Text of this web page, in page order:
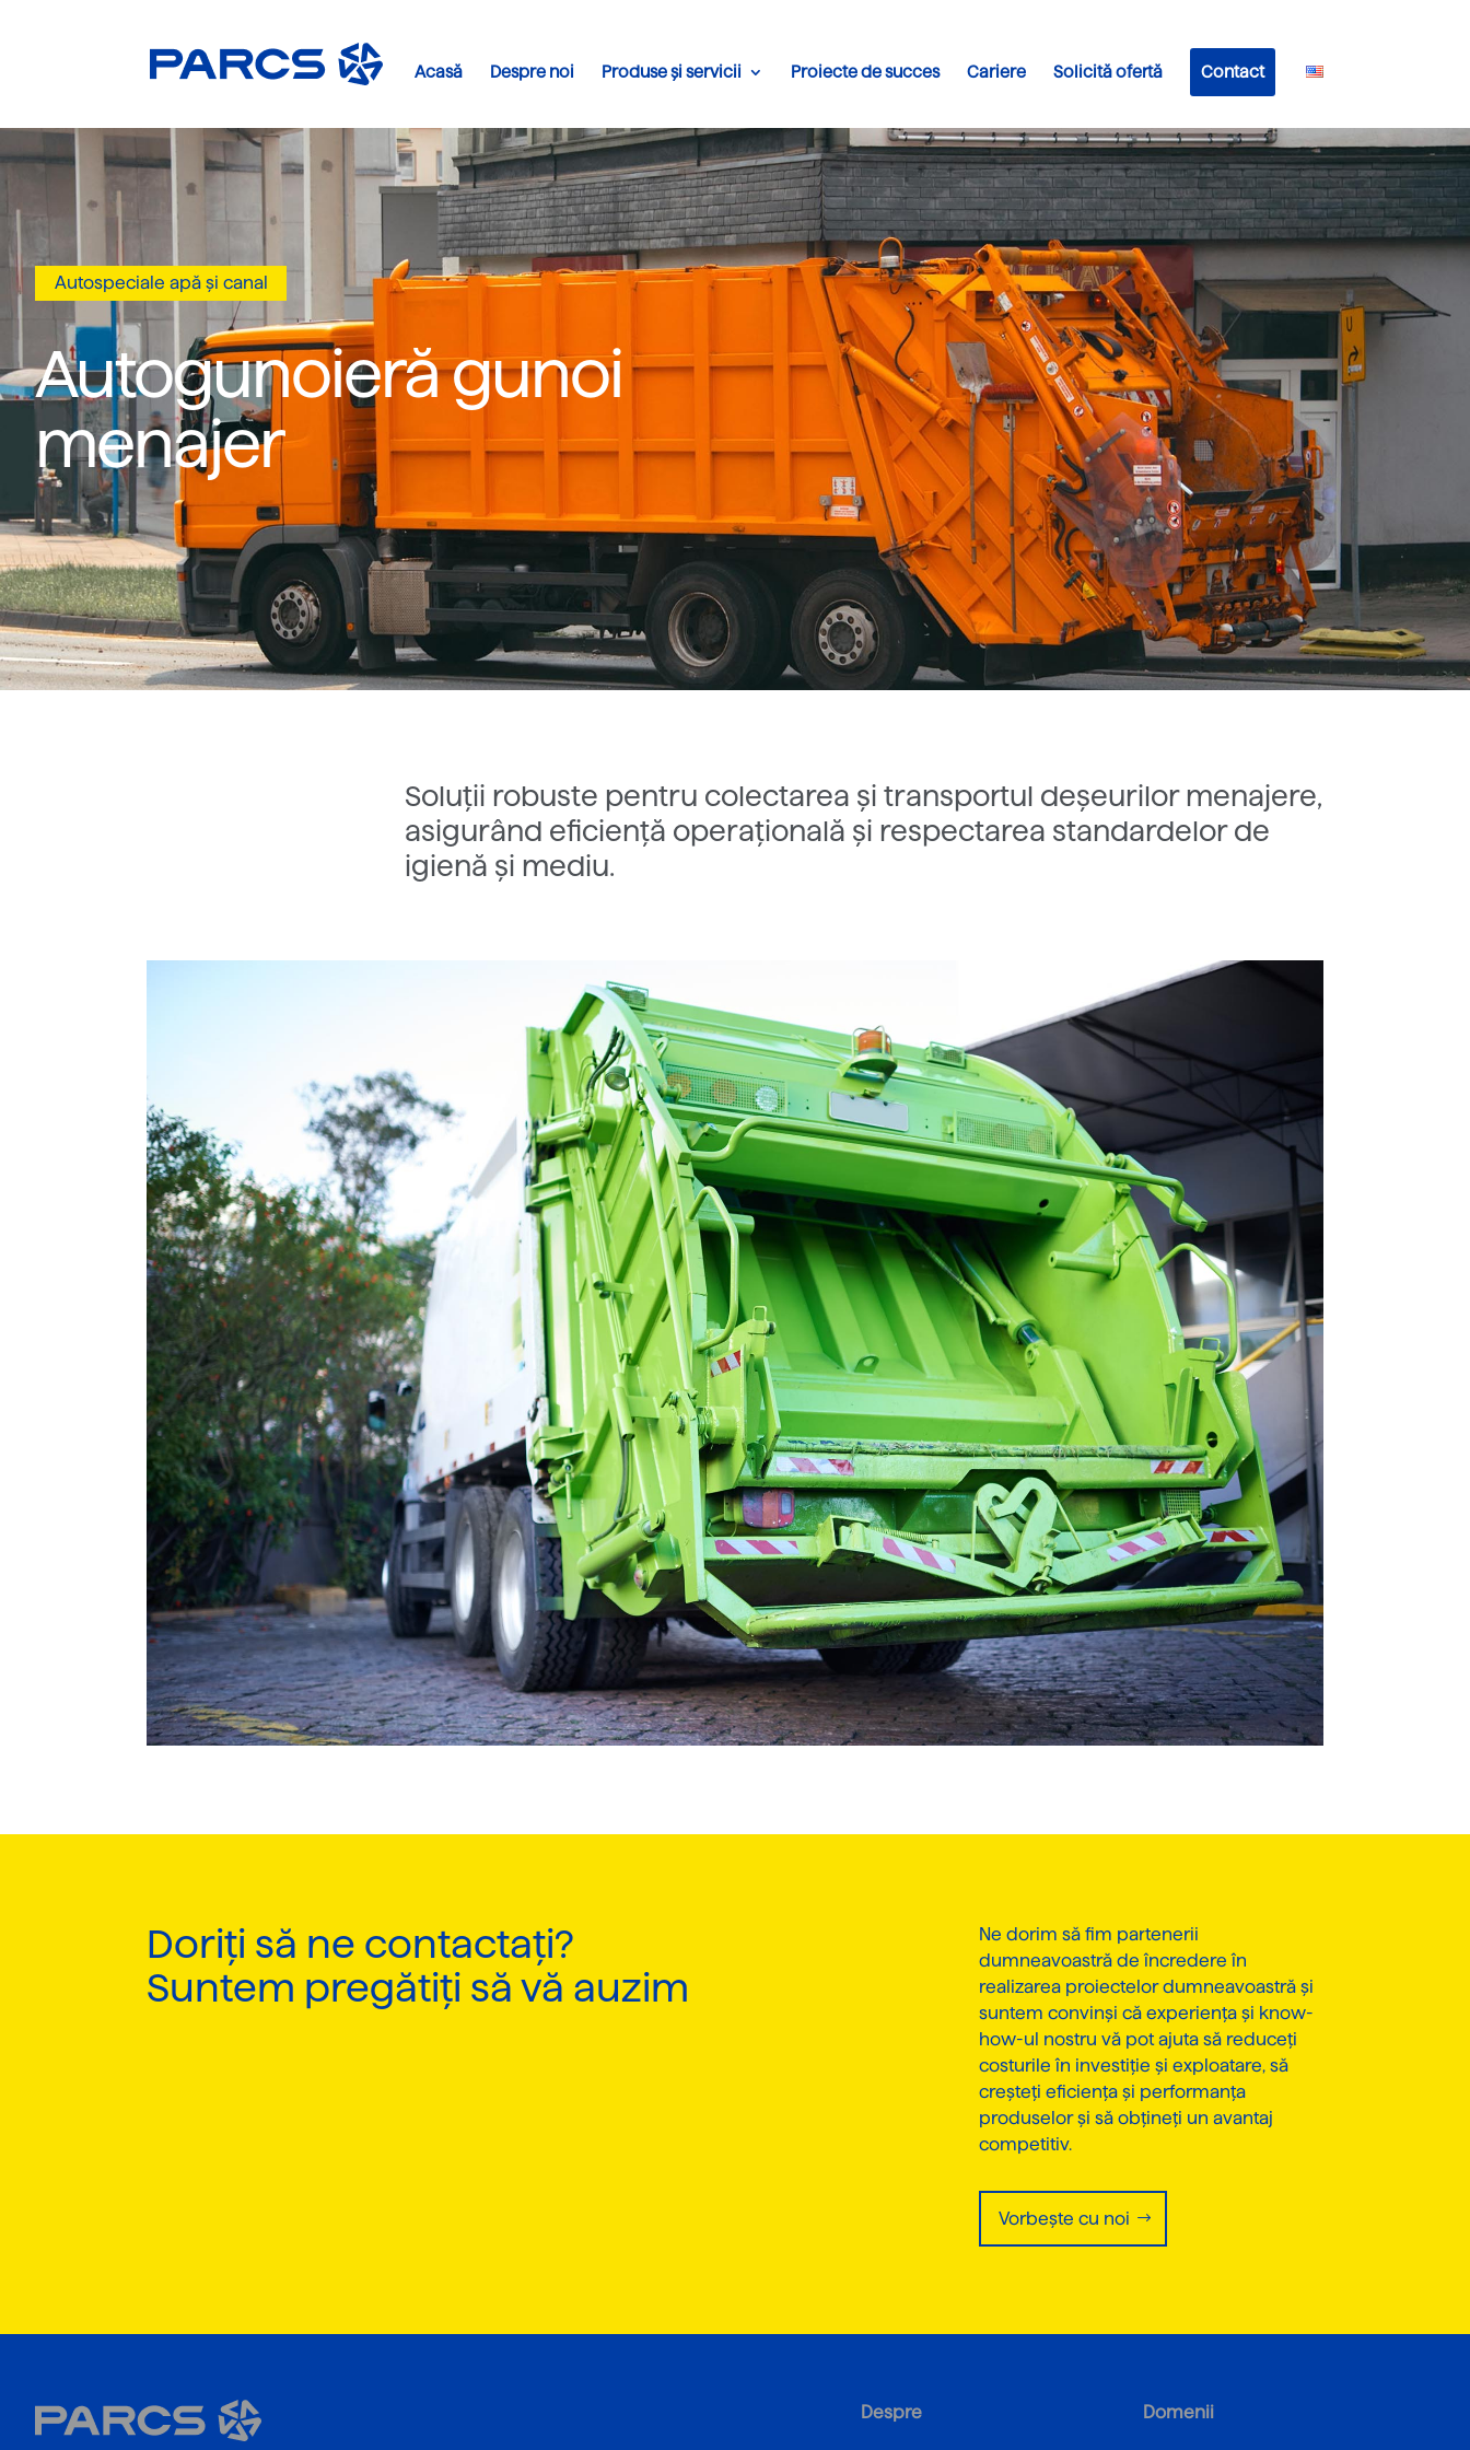
Acasă Despre noi Produse și servicii Proiecte de succes Cariere Solicită ofertă Contact
Autospeciale apă și canal
Autogunoieră gunoi
menajer
Soluții robuste pentru colectarea și transportul deșeurilor menajere,
asigurând eficiență operațională și respectarea standardelor de
igienă și mediu.
Doriți să ne contactați?
Suntem pregătiți să vă auzim
Ne dorim să fim partenerii
dumneavoastră de încredere în
realizarea proiectelor dumneavoastră și
suntem convinși că experiența și know-
how-ul nostru vă pot ajuta să reduceți
costurile în investiție și exploatare, să
creșteți eficiența și performanța
produselor și să obțineți un avantaj
competitiv.
Vorbește cu noi
Despre Domenii